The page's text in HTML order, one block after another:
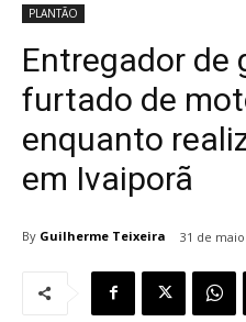
PLANTÃO
Entregador de
furtado de
enquanto
em Ivaiporã
By Guilherme Teixeira 31 de